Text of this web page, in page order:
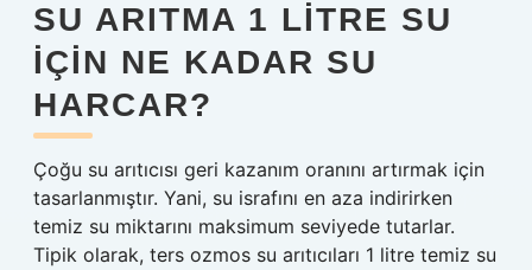
SU ARITMA 1 LITRE SU
IÇIN NE KADAR SU
HARCAR?
Çoğu su arıtıcısı geri kazanım oranını artırmak için
tasarlanmıştır. Yani, su israfını en aza indirirken
temiz su miktarını maksimum seviyede tutarlar.
Tipik olarak, ters ozmos su arıtıcıları 1 litre temiz su